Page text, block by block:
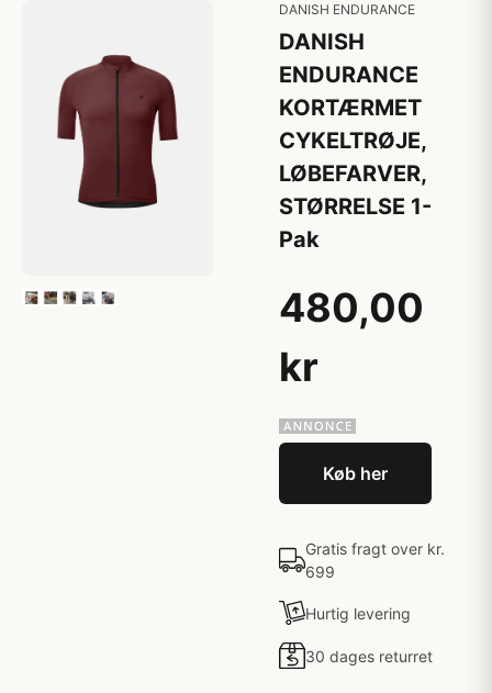
DANISH ENDURANCE
DANISH
ENDURANCE
KORTÆRMET
CYKELTRØJE,
LØBEFARVER,
STØRRELSE 1-
Pak
480,00
kr
Køb her
Gratis fragt over kr.
699
Hurtig levering
30 dages returret